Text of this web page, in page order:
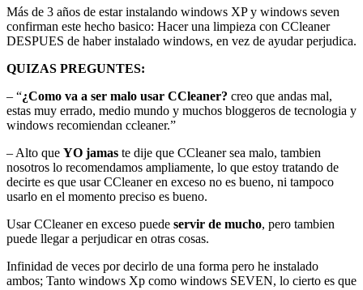
Más de 3 años de estar instalando windows XP y windows seven
confirman este hecho basico: Hacer una limpieza con CCleaner
DESPUES de haber instalado windows, en vez de ayudar perjudica.
QUIZAS PREGUNTES:
– “¿Como va a ser malo usar CCleaner? creo que andas mal,
estas muy errado, medio mundo y muchos bloggeros de tecnologia y
windows recomiendan ccleaner.”
– Alto que YO jamas te dije que CCleaner sea malo, tambien
nosotros lo recomendamos ampliamente, lo que estoy tratando de
decirte es que usar CCleaner en exceso no es bueno, ni tampoco
usarlo en el momento preciso es bueno.
Usar CCleaner en exceso puede servir de mucho, pero tambien
puede llegar a perjudicar en otras cosas.
Infinidad de veces por decirlo de una forma pero he instalado
ambos; Tanto windows Xp como windows SEVEN, lo cierto es que